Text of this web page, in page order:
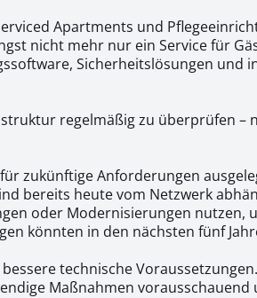
Apartments und
nicht mehr nur ein Service für
Sicherheitslösungen
regelmäßig zu überprüfen
zukünftige Anforderungen
bereits heute vom Netzwerk
oder Modernisierungen
könnten in den nächsten fünf
technische
Maßnahmen